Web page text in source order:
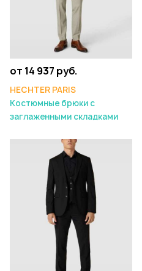
от 14 937 руб.
HECHTER PARIS
Костюмные брюки с
заглаженными складками